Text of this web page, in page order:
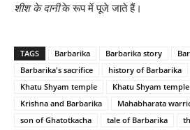
शीश के दानीके रूप में पूजे जाते हैं।
TAGS Barbarika Barbarika story
Barbarika's sacrifice
history of Barbarika
Khatu Shyam temple
Khatu Shyam
Krishna and Barbarika
Mahabharata
son of Ghatotkacha
tale of Barbarika